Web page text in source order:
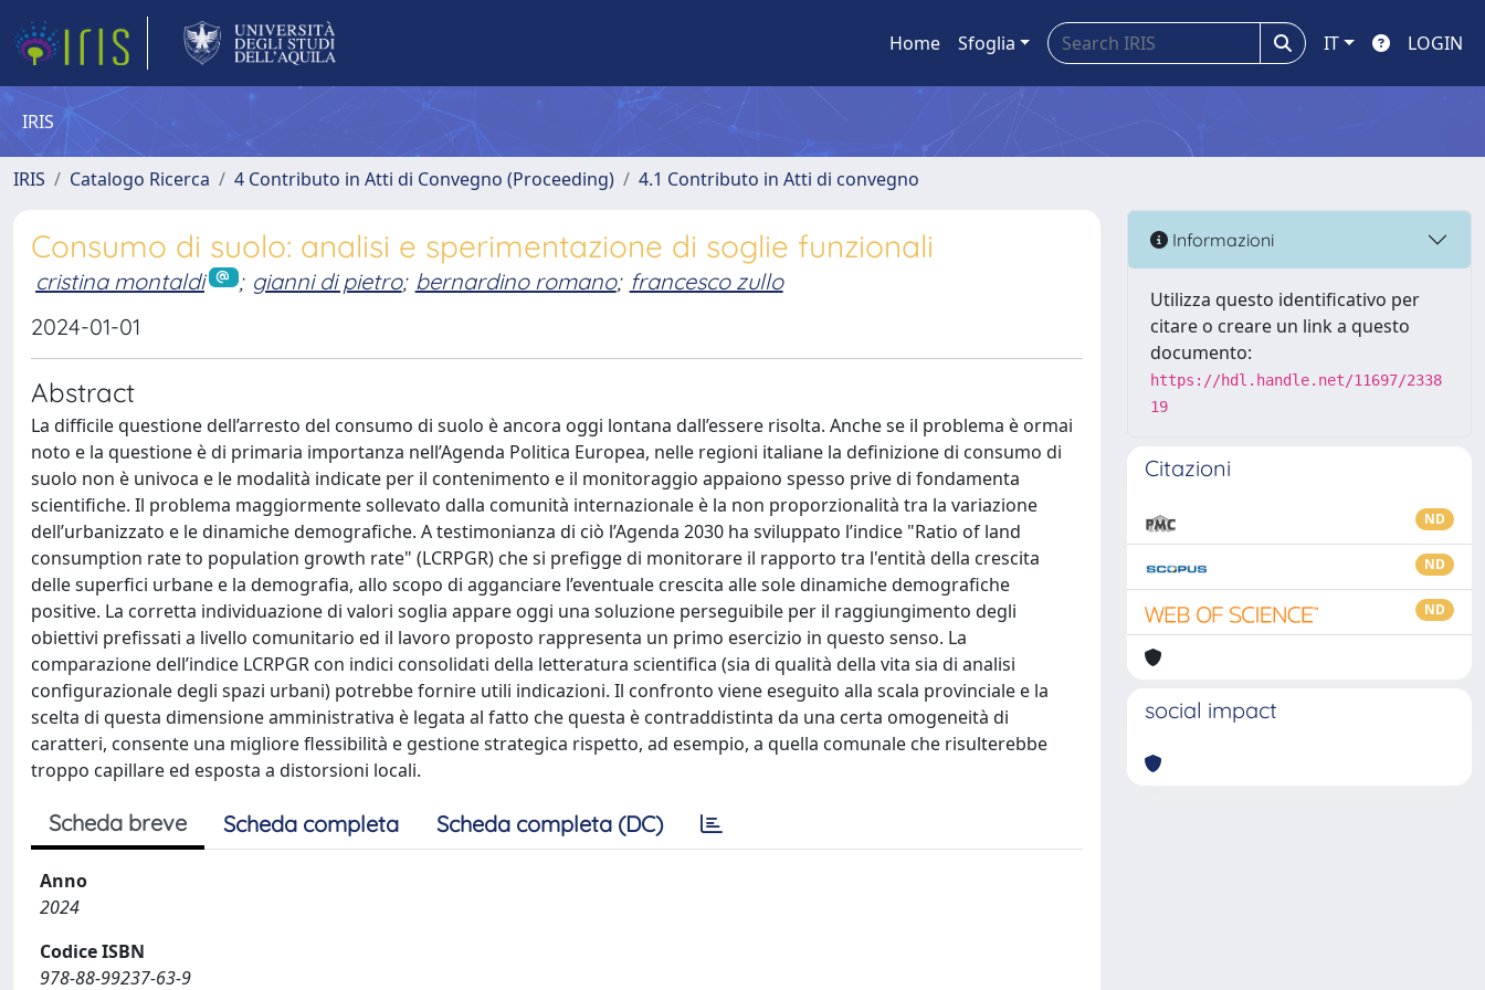
Home Sfoglia IT LOGIN
IRIS
IRIS Catalogo Ricerca 4 Contributo in Atti di Convegno (Proceeding) 4.1 Contributo in Atti di convegno
Consumo di suolo: analisi e sperimentazione di soglie funzionali
cristina montaldi ; gianni di pietro; bernardino romano; francesco zullo
2024-01-01
Abstract
La difficile questione dell’arresto del consumo di suolo è ancora oggi lontana dall’essere risolta. Anche se il problema è ormai
noto e la questione è di primaria importanza nell’Agenda Politica Europea, nelle regioni italiane la definizione di consumo di
suolo non è univoca e le modalità indicate per il contenimento e il monitoraggio appaiono spesso prive di fondamenta
scientifiche. Il problema maggiormente sollevato dalla comunità internazionale è la non proporzionalità tra la variazione
dell’urbanizzato e le dinamiche demografiche. A testimonianza di ciò l’Agenda 2030 ha sviluppato l’indice "Ratio of land
consumption rate to population growth rate" (LCRPGR) che si prefigge di monitorare il rapporto tra l'entità della crescita
delle superfici urbane e la demografia, allo scopo di agganciare l’eventuale crescita alle sole dinamiche demografiche
positive. La corretta individuazione di valori soglia appare oggi una soluzione perseguibile per il raggiungimento degli
obiettivi prefissati a livello comunitario ed il lavoro proposto rappresenta un primo esercizio in questo senso. La
comparazione dell’indice LCRPGR con indici consolidati della letteratura scientifica (sia di qualità della vita sia di analisi
configurazionale degli spazi urbani) potrebbe fornire utili indicazioni. Il confronto viene eseguito alla scala provinciale e la
scelta di questa dimensione amministrativa è legata al fatto che questa è contraddistinta da una certa omogeneità di
caratteri, consente una migliore flessibilità e gestione strategica rispetto, ad esempio, a quella comunale che risulterebbe
troppo capillare ed esposta a distorsioni locali.
Scheda breve Scheda completa Scheda completa (DC)
Anno
2024
Codice ISBN
978-88-99237-63-9
Informazioni
Utilizza questo identificativo per
citare o creare un link a questo
documento:
https://hdl.handle.net/11697/2338
19
Citazioni
ND
ND
ND
social impact